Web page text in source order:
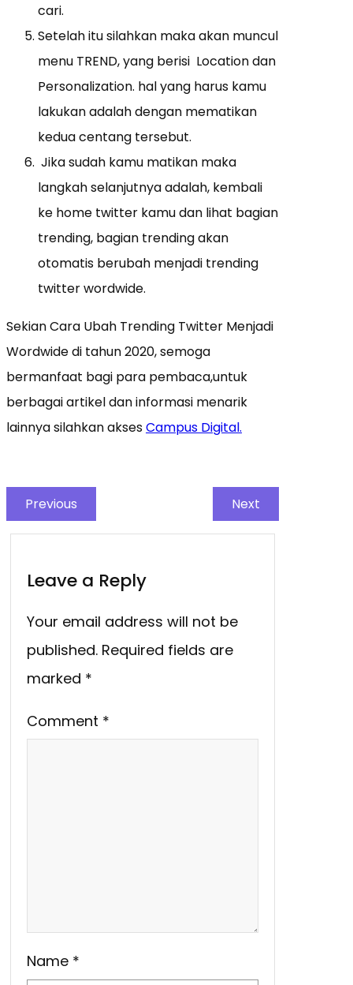
cari.
Setelah itu silahkan maka akan muncul
menu TREND, yang berisi Location dan
Personalization. hal yang harus kamu
lakukan adalah dengan mematikan
kedua centang tersebut.
Jika sudah kamu matikan maka
langkah selanjutnya adalah, kembali
ke home twitter kamu dan lihat bagian
trending, bagian trending akan
otomatis berubah menjadi trending
twitter wordwide.
Sekian Cara Ubah Trending Twitter Menjadi
Wordwide di tahun 2020, semoga
bermanfaat bagi para pembaca,untuk
berbagai artikel dan informasi menarik
lainnya silahkan aksesCampus Digital.
Previous Next
Leave a Reply
Your email address will not be
published. Required fields are
marked *
Comment *
Name *